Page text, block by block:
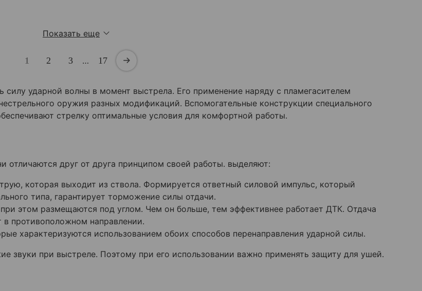
Показать еще
1 2 3 … 17
ударной волны в момент выстрела. Его применение наряду с пламегасителем
оружия разных модификаций. Вспомогательные конструкции специального
стрелку оптимальные условия для комфортной работы.
друг от друга принципом своей работы. выделяют:
которая выходит из ствола. Формируется ответный силовой импульс, который
типа, гарантирует торможение силы отдачи.
этом размещаются под углом. Чем он больше, тем эффективнее работает ДТК. Отдача
в противоположном направлении.
характеризуются использованием обоих способов перенаправления ударной силы.
звуки при выстреле. Поэтому при его использовании важно применять защиту для ушей.